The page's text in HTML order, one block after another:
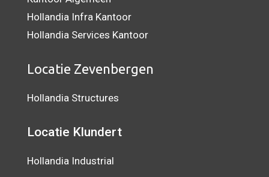
Hollandia Infra Kantoor
Hollandia Services Kantoor
Locatie Zevenbergen
Hollandia Structures
Locatie Klundert
Hollandia Industrial